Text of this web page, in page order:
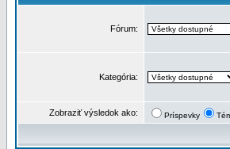
Fórum:
Kategória:
Zobraziť výsledok ako: Príspevky